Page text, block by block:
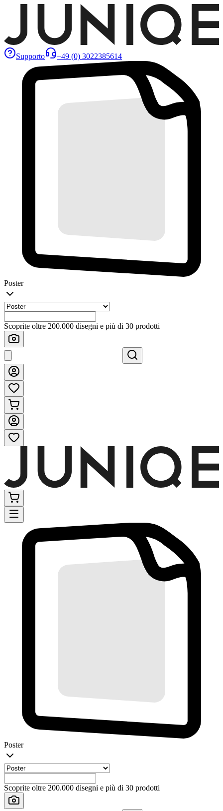
Supporto +49 (0) 3022385614
Poster
Scoprite oltre 200.000 disegni e più di 30 prodotti
Poster
Scoprite oltre 200.000 disegni e più di 30 prodotti